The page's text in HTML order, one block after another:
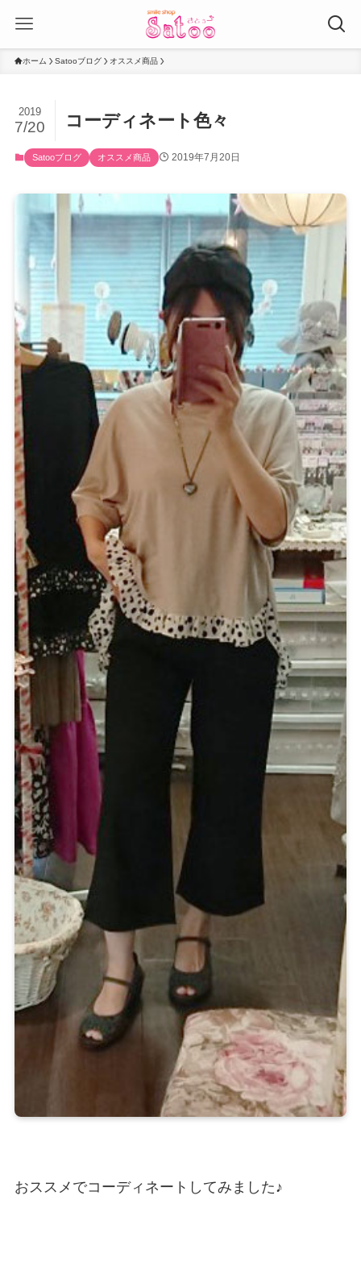
ホーム Satooブログ オススメ商品
コーディネート色々
2019
7/20
Satooブログ オススメ商品 2019年7月20日
おススメでコーディネートしてみました♪